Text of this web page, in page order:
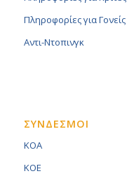
Πληροφορίες για Γονείς
Αντι-Ντοπινγκ
ΣΥΝΔΕΣΜΟΙ
KOA
KOE